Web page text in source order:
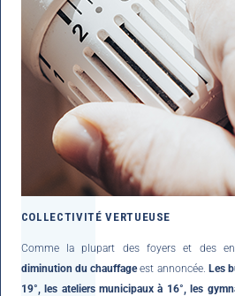
COLLECTIVITÉ VERTUEUSE
Comme la plupart des foyers et des
diminution du chauffageest annoncée. Les
19°, les ateliers municipaux à 16°, les